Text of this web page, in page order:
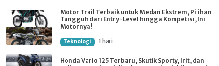
Motor Trail Terbaik untuk Medan Ekstrem, Pilihan
Tangguh dari Entry-Level hingga Kompetisi, Ini
Motornya!
Teknologi 1 hari
Honda Vario 125 Terbaru, Skutik Sporty, Irit, dan